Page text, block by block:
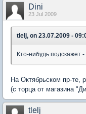
Dini
23 Jul 2009
tlelj, on 23.07.2009 -
Кто-нибудь подскажет
На Октябрьском пр-те,
(с торца от магазина
tlelj